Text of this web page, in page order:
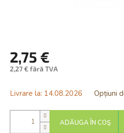
2,75 €
2,27 € fără TVA
preţ:
Livrare la: 14.08.2026 Opțiuni
ADĂUGA ÎN COŞ